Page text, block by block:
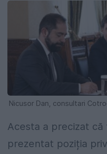
Nicusor Dan, consultari
Acesta a precizat
prezentat poziția